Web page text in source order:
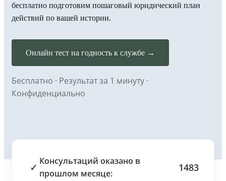
бесплатно подготовим пошаговый юридический план
действий по вашей истории.
Онлайн тест на годность к службе →
Бесплатно · Результат за 1 минуту ·
Конфиденциально
✓
Консультаций оказано в
прошлом месяце:
1483